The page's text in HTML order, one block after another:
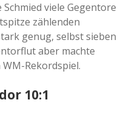
viele Gegentore
zählenden
genug, selbst sieben
aber machte
Rekordspiel.
10:1